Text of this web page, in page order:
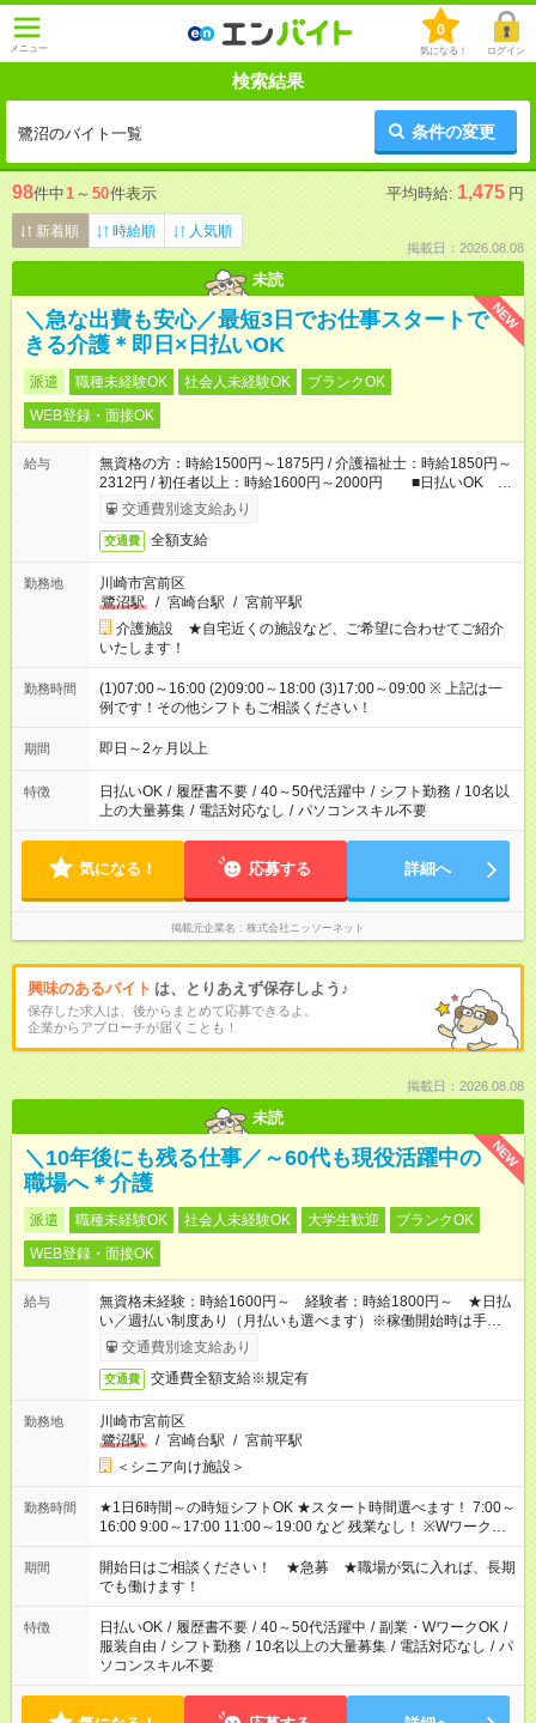
メニュー
0
気になる！ ログイン
検索結果
鷺沼のバイト一覧 条件の変更
98件中1 ～ 50件表示 平均時給: 1,475 円
新着順 時給順 人気順
掲載日：2026.08.08
未読
NEW
＼急な出費も安心／最短3日でお仕事スタートで
きる介護＊即日×日払いOK
派遣 職種未経験OK 社会人未経験OK
ブランクOK
WEB登録・面接OK
給与
無資格の方：時給1500円～1875円 / 介護福祉士：時給1850円～
2312円 / 初任者以上：時給1600円～2000円 ■日払いOK ■
日収例：1万2000円（時給1500円×8h）
交通費別途支給あり
交通費 全額支給
勤務地
川崎市宮前区
鷺沼駅
/ 宮崎台駅 / 宮前平駅
介護施設 ★自宅近くの施設など、ご希望に合わせてご紹介
いたします！
勤務時間
(1)07:00～16:00 (2)09:00～18:00 (3)17:00～09:00 ※ 上記は一
例です！その他シフトもご相談ください！
期間 即日～2ヶ月以上
特徴 日払いOK / 履歴書不要 / 40～50代活躍中 / シフト勤務 / 10名以
上の大量募集 / 電話対応なし / パソコンスキル不要
気になる！ 応募する 詳細へ
掲載元企業名 株式会社ニッソーネット
興味のあるバイト は、とりあえず保存しよう♪
保存した求人は、後からまとめて応募できるよ。
企業からアプローチが届くことも！
掲載日：2026.08.08
未読
NEW
＼10年後にも残る仕事／～60代も現役活躍中の
職場へ＊介護
派遣 職種未経験OK 社会人未経験OK 大学生歓迎
ブランクOK
WEB登録・面接OK
給与
無資格未経験：時給1600円～ 経験者：時給1800円～ ★日払
い／週払い制度あり（月払いも選べます）※稼働開始時は手続き
完了次第のお支払いとなります。
交通費別途支給あり
交通費 交通費全額支給※規定有
勤務地
川崎市宮前区
鷺沼駅
/ 宮崎台駅 / 宮前平駅
＜シニア向け施設＞
勤務時間
★1日6時間～の時短シフトOK ★スタート時間選べます！ 7:00～
16:00 9:00～17:00 11:00～19:00 など 残業なし！ ※Wワークの
場合、他のお仕事と合わせ週40時間超の就業はご案内できませ
ん ※法令に基づき、週20時間以上勤務は社会保険への加入対象
となります ※労働者派遣法（日雇い派遣の原則禁止）により、
短時間・短期間の就業はご案内が難しい場合があります
期間
開始日はご相談ください！ ★急募 ★職場が気に入れば、長期
でも働けます！
特徴 日払いOK / 履歴書不要 / 40～50代活躍中 / 副業・WワークOK /
服装自由 / シフト勤務 / 10名以上の大量募集 / 電話対応なし / パ
ソコンスキル不要